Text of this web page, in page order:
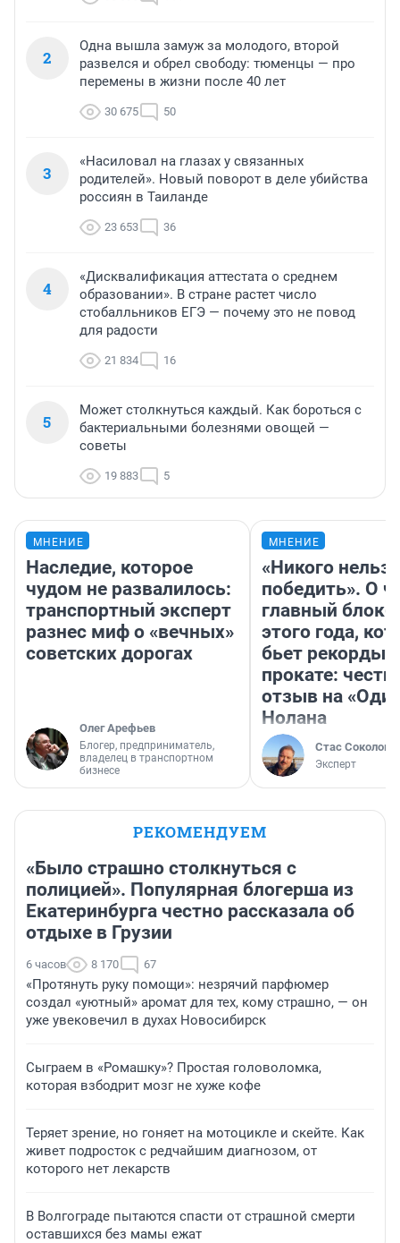
2
Одна вышла замуж за молодого, второй
развелся и обрел свободу: тюменцы — про
перемены в жизни после 40 лет
30 675 50
3
«Насиловал на глазах у связанных
родителей». Новый поворот в деле убийства
россиян в Таиланде
23 653 36
4
«Дисквалификация аттестата о среднем
образовании». В стране растет число
стобалльников ЕГЭ — почему это не повод
для радости
21 834 16
5
Может столкнуться каждый. Как бороться с
бактериальными болезнями овощей —
советы
19 883 5
МНЕНИЕ
Наследие, которое
чудом не развалилось:
транспортный эксперт
разнес миф о «вечных»
советских дорогах
Олег Арефьев
Блогер, предприниматель,
владелец в транспортном
бизнесе
МНЕНИЕ
«Никого нельзя
победить». О
главный
этого года,
бьет рекорды в
прокате:
отзыв на
Нолана
Стас Соколов
Эксперт
РЕКОМЕНДУЕМ
«Было страшно столкнуться с
полицией». Популярная блогерша из
Екатеринбурга честно рассказала об
отдыхе в Грузии
6 часов 8 170 67
«Протянуть руку помощи»: незрячий парфюмер
создал «уютный» аромат для тех, кому страшно, — он
уже увековечил в духах Новосибирск
Сыграем в «Ромашку»? Простая головоломка,
которая взбодрит мозг не хуже кофе
Теряет зрение, но гоняет на мотоцикле и скейте. Как
живет подросток с редчайшим диагнозом, от
которого нет лекарств
В Волгограде пытаются спасти от страшной смерти
оставшихся без мамы ежат